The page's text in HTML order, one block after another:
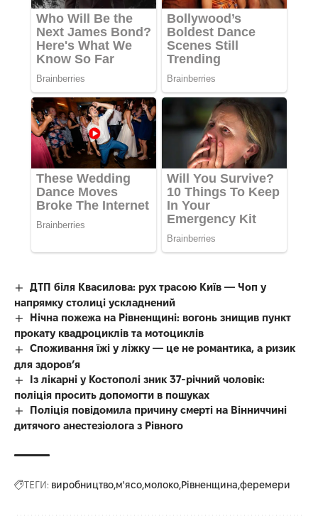
ДТП біля Квасилова: рух трасою Київ — Чоп у
напрямку столиці ускладнений
Нічна пожежа на Рівненщині: вогонь знищив пункт
прокату квадроциклів та мотоциклів
Споживання їжі у ліжку — це не романтика, а ризик
для здоров’я
Із лікарні у Костополі зник 37-річний чоловік:
поліція просить допомогти в пошуках
Поліція повідомила причину смерті на Вінниччині
дитячого анестезіолога з Рівного
ТЕГИ: виробництво м'ясо молоко Рівненщина феремери